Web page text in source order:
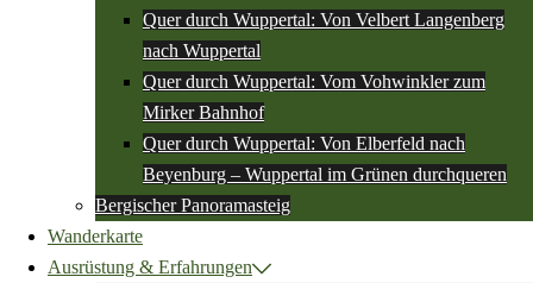
Quer durch Wuppertal: Von Velbert Langenberg
nach Wuppertal
Quer durch Wuppertal: Vom Vohwinkler zum
Mirker Bahnhof
Quer durch Wuppertal: Von Elberfeld nach
Beyenburg – Wuppertal im Grünen durchqueren
Bergischer Panoramasteig
Wanderkarte
Ausrüstung & Erfahrungen